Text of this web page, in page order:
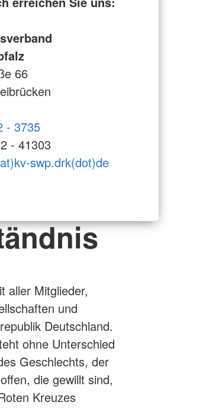
66
- 3735
- 41303
swp.drk(dot)de
aller Mitglieder,
und
Deutschland.
ohne Unterschied
Geschlechts, der
die gewillt sind,
Kreuzes